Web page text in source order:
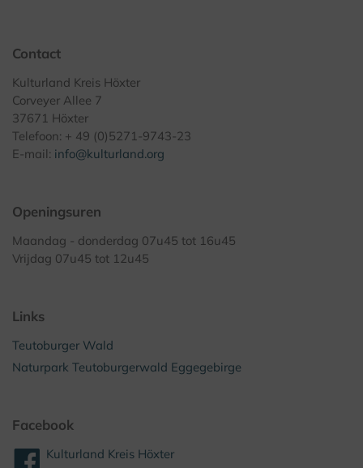
Contact
Kulturland Kreis Höxter
Corveyer Allee 7
37671 Höxter
Telefoon: + 49 (0)5271-9743-23
E-mail: info@kulturland.org
Openingsuren
Maandag - donderdag 07u45 tot 16u45
Vrijdag 07u45 tot 12u45
Links
Teutoburger Wald
Naturpark Teutoburgerwald Eggegebirge
Facebook
Kulturland Kreis Höxter